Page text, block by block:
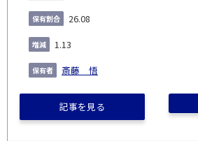
26.08
1.13
斎藤 悟
記事を見る